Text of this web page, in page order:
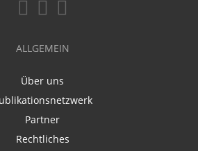
ALLGEMEIN
Über uns
Partner
Rechtliches